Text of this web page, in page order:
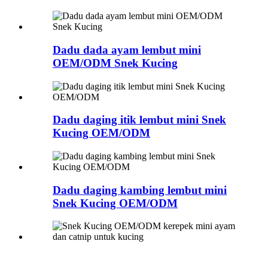
Dadu dada ayam lembut mini
OEM/ODM Snek Kucing
Dadu daging itik lembut mini Snek
Kucing OEM/ODM
Dadu daging kambing lembut mini
Snek Kucing OEM/ODM